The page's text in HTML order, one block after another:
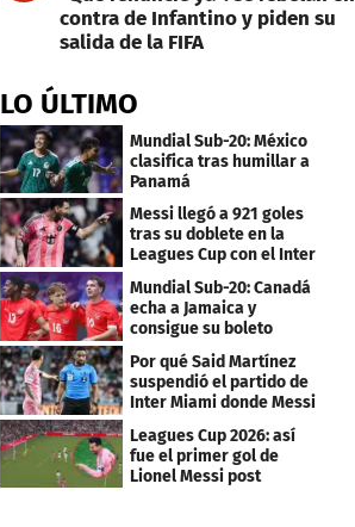
contra de Infantino y piden su
salida de la FIFA
LO ÚLTIMO
Mundial Sub-20: México
clasifica tras humillar a
Panamá
Messi llegó a 921 goles
tras su doblete en la
Leagues Cup con el Inter
Miami
Mundial Sub-20: Canadá
echa a Jamaica y
consigue su boleto
Por qué Said Martínez
suspendió el partido de
Inter Miami donde Messi
Leagues Cup 2026: así
fue el primer gol de
Lionel Messi post